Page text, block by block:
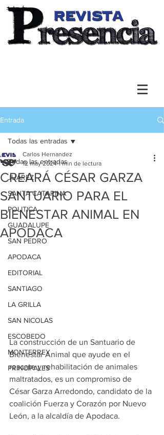
Entrada
Todas las entradas
JUAREZ
SANTA CATARINA
POLITICA
GUADALUPE
SAN PEDRO
APODACA
EDITORIAL
SANTIAGO
LA GRILLA
SAN NICOLAS
ESCOBEDO
MONTERREY
PRINCIPALES
Todas las entradas
CREARÁ CÉSAR GARZA
SANTUARIO PARA EL
BIENESTAR ANIMAL EN
APODACA
Carlos Hernandez
12 may 2024 1 min de lectura
La construcción de un Santuario de
Bienestar Animal que ayude en el
rescate y rehabilitación de animales
maltratados, es un compromiso de
César Garza Arredondo, candidato de la
coalición Fuerza y Corazón por Nuevo
León, a la alcaldía de Apodaca.